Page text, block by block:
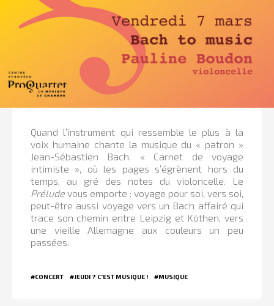
Quand l’instrument qui ressemble le plus à la
voix humaine chante la musique du « patron »
Jean-Sébastien Bach. « Carnet de voyage
intimiste », où les pages s’égrènent hors du
temps, au gré des notes du violoncelle. Le
Prélude vous emporte : voyage pour soi, vers soi,
peut-être aussi voyage vers un Bach affairé qui
trace son chemin entre Leipzig et Köthen, vers
une vieille Allemagne aux couleurs un peu
passées.
#CONCERT #JEUDI ? C'EST MUSIQUE ! #MUSIQUE